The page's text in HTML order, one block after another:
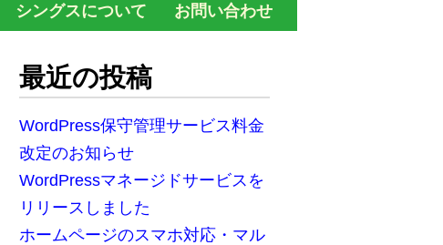
シングスについて お問い合わせ
最近の投稿
WordPress保守管理サービス料金
改定のお知らせ
WordPressマネージドサービスを
リリースしました
ホームページのスマホ対応・マル